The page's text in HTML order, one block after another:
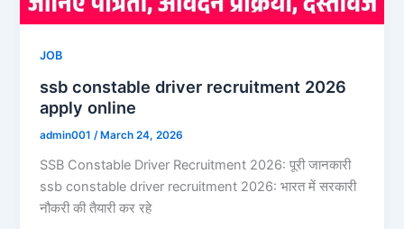
JOB
ssb constable driver recruitment 2026
apply online
admin001/ March 24, 2026
SSB Constable Driver Recruitment 2026: पूरी जानकारी
ssb constable driver recruitment 2026: भारत में सरकारी
नौकरी की तैयारी कर रहे